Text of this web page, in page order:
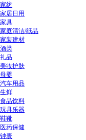
家纺
家居日用
家具
家庭清洁/纸品
家装建材
酒类
礼品
美妆护肤
母婴
汽车用品
生鲜
食品饮料
玩具乐器
鞋靴
医药保健
钟表